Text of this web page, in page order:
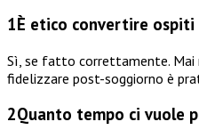
1È etico convertire ospiti
Sì, se fatto correttamente. Mai
fidelizzare post-soggiorno è
2Quanto tempo ci vuole